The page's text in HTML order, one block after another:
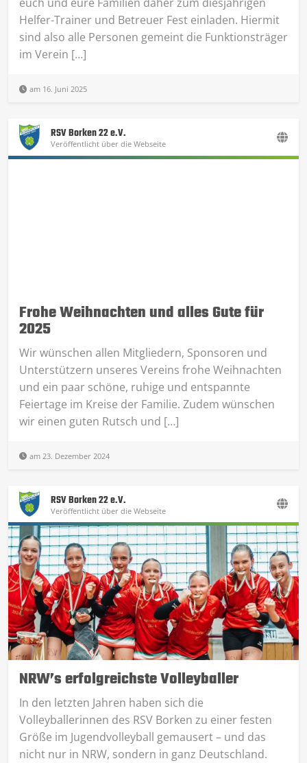
Helfer-Trainer und Betreuer Fest einladen. Hiermit
sind also alle Personen gemeint die Funktionsträger
im Verein […]
am 16. Juni 2025
RSV Borken 22 e.V.
Veröffentlicht über die Webseite
Frohe Weihnachten und alles Gute für
2025
Wir wünschen allen Mitgliedern, Sponsoren und
Unterstützern unseres Vereins frohe Weihnachten
und ein paar schöne, ruhige und entspannte
Feiertage im Kreise der Familie. Zudem wünschen
wir einen guten Rutsch und […]
am 23. Dezember 2024
RSV Borken 22 e.V.
Veröffentlicht über die Webseite
NRW’s erfolgreichste Volleyballer
In den letzten Jahren haben sich die
Volleyballerinnen des RSV Borken zu einer festen
Größe im Jugendvolleyball gemausert – und das
nicht nur in NRW, sondern in ganz Deutschland.